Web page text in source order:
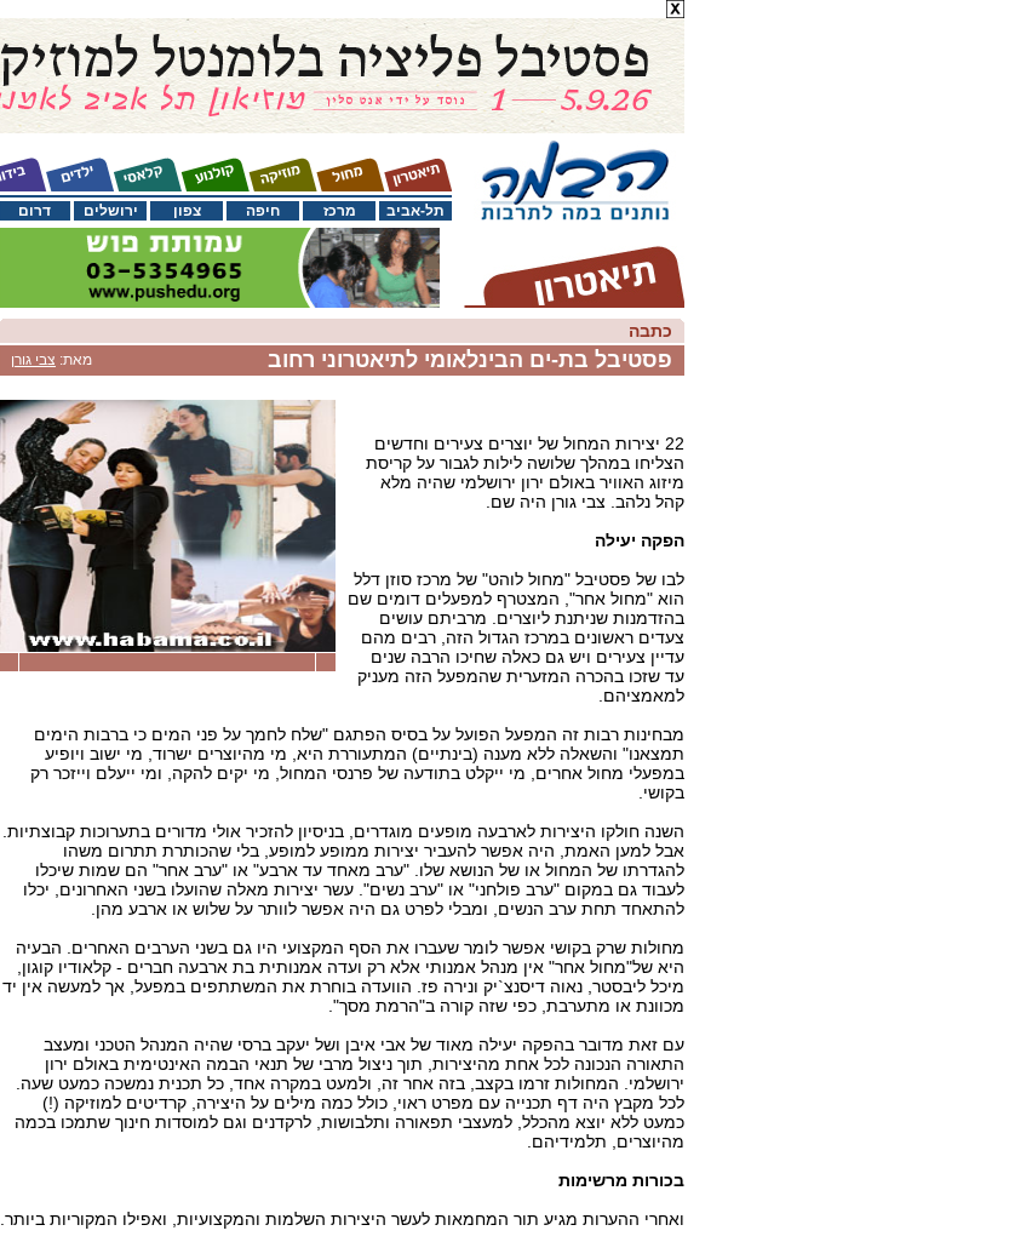
דרום ירושלים צפון חיפה מרכז תל-אביב
כתבה
מאת: צבי גורן פסטיבל בת-ים הבינלאומי לתיאטרוני רחוב
22 יצירות המחול של יוצרים צעירים וחדשים
הצליחו במהלך שלושה לילות לגבור על קריסת
מיזוג האוויר באולם ירון ירושלמי שהיה מלא
קהל נלהב. צבי גורן היה שם.
הפקה יעילה
לבו של פסטיבל "מחול לוהט" של מרכז סוזן דלל
הוא "מחול אחר", המצטרף למפעלים דומים שם
בהזדמנות שניתנת ליוצרים. מרביתם עושים
צעדים ראשונים במרכז הגדול הזה, רבים מהם
עדיין צעירים ויש גם כאלה שחיכו הרבה שנים
עד שזכו בהכרה המזערית שהמפעל הזה מעניק
למאמציהם.
מבחינות רבות זה המפעל הפועל על בסיס הפתגם "שלח לחמך על פני המים כי ברבות הימים
תמצאנו" והשאלה ללא מענה (בינתיים) המתעוררת היא, מי מהיוצרים ישרוד, מי ישוב ויופיע
במפעלי מחול אחרים, מי ייקלט בתודעה של פרנסי המחול, מי יקים להקה, ומי ייעלם וייזכר רק
בקושי.
השנה חולקו היצירות לארבעה מופעים מוגדרים, בניסיון להזכיר אולי מדורים בתערוכות קבוצתיות.
אבל למען האמת, היה אפשר להעביר יצירות ממופע למופע, בלי שהכותרת תתרום משהו
להגדרתו של המחול או של הנושא שלו. "ערב מאחד עד ארבע" או "ערב אחר" הם שמות שיכלו
לעבוד גם במקום "ערב פולחני" או "ערב נשים". עשר יצירות מאלה שהועלו בשני האחרונים, יכלו
להתאחד תחת ערב הנשים, ומבלי לפרט גם היה אפשר לוותר על שלוש או ארבע מהן.
מחולות שרק בקושי אפשר לומר שעברו את הסף המקצועי היו גם בשני הערבים האחרים. הבעיה
היא של"מחול אחר" אין מנהל אמנותי אלא רק ועדה אמנותית בת ארבעה חברים - קלאודיו קוגון,
מיכל ליבסטר, נאוה דיסנצ`יק ונירה פז. הוועדה בוחרת את המשתתפים במפעל, אך למעשה אין יד
מכוונת או מתערבת, כפי שזה קורה ב"הרמת מסך".
עם זאת מדובר בהפקה יעילה מאוד של אבי איבן ושל יעקב ברסי שהיה המנהל הטכני ומעצב
התאורה הנכונה לכל אחת מהיצירות, תוך ניצול מרבי של תנאי הבמה האינטימית באולם ירון
ירושלמי. המחולות זרמו בקצב, בזה אחר זה, ולמעט במקרה אחד, כל תכנית נמשכה כמעט שעה.
לכל מקבץ היה דף תכנייה עם מפרט ראוי, כולל כמה מילים על היצירה, קרדיטים למוזיקה (!)
כמעט ללא יוצא מהכלל, למעצבי תפאורה ותלבושות, לרקדנים וגם למוסדות חינוך שתמכו בכמה
מהיוצרים, תלמידיהם.
בכורות מרשימות
ואחרי ההערות מגיע תור המחמאות לעשר היצירות השלמות והמקצועיות, ואפילו המקוריות ביותר.